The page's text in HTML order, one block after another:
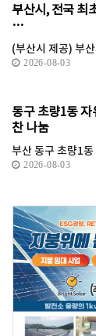
부산시, 전국 최
…
(부산시 제공) 부
2026-08-03
동구 초량1동
찬 나눔
부산 동구 초량1
2026-08-03